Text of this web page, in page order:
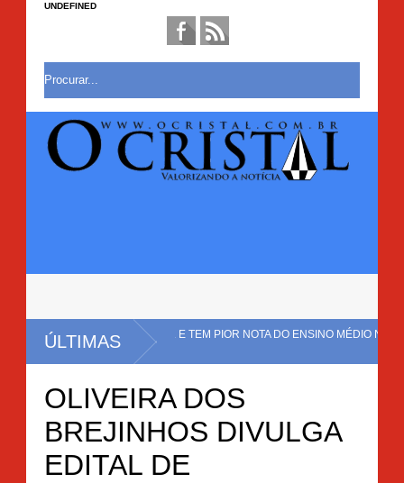
UNDEFINED
ÚLTIMAS
NO BRASIL E TEM PIOR NOTA DO ENSINO MÉDIO NO
OLIVEIRA DOS
BREJINHOS DIVULGA
EDITAL DE